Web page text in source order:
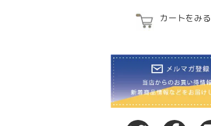
カートをみる